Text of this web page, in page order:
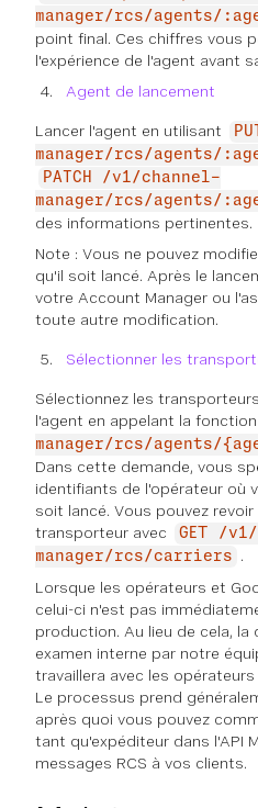
manager/rcs/agents/
point final. Ces chiffres vous
l'expérience de l'agent avant
Agent de lancement
Lancer l'agent en utilisant
manager/rcs/agents/
PATCH /v1/channel-
manager/rcs/agents/
des informations pertinentes.
Note : Vous ne pouvez
qu'il soit lancé. Après le
votre Account Manager ou
toute autre modification.
Sélectionner les
Sélectionnez les
l'agent en appelant la fonction
manager/rcs/agents/
Dans cette demande, vous
identifiants de l'opérateur où
soit lancé. Vous pouvez
transporteur avec
GET /
manager/rcs/carriers
.
Lorsque les opérateurs et
celui-ci n'est pas
production. Au lieu de cela,
examen interne par notre
travaillera avec les
Le processus prend
après quoi vous pouvez
tant qu'expéditeur dans l'API
messages RCS à vos clients.